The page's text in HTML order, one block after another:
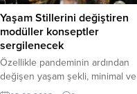
Yaşam Stillerini değiştiren
modüller konseptler
sergilenecek
Özellikle pandeminin ardından
değişen yaşam şekli, minimal ve
doğal yaşam konaklama